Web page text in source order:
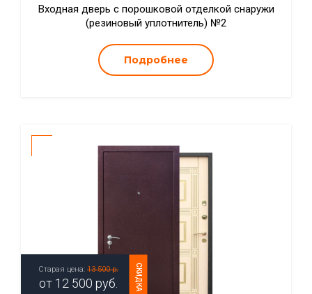
Входная дверь с порошковой отделкой снаружи
(резиновый уплотнитель) №2
Подробнее
СКИДКА
Старая цена: 13 500 р.
от 12 500 руб.